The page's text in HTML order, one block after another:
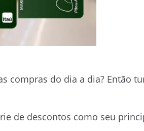
compras do dia a dia? Então
de descontos como seu